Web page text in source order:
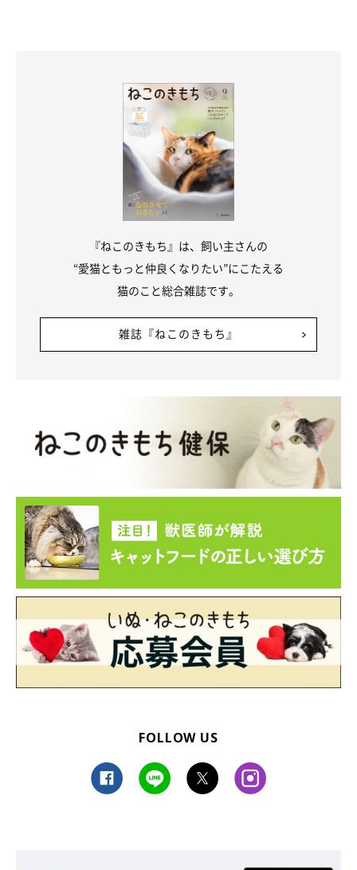
「仕事の作業ズボンが多いような気がします。フレーメン
反応。独特な口元をしています」
「主人のカバンをチェックしています。汗を拭いたタオル
が入っていた残り香があるからかもしれません」
「新しいものに反応します。念入りにニオイを嗅いで、な
【獣医師解説】飼い主さんの帰宅後、荷物の
ニオイを確認する猫の心理
『ねこのきもち』は、飼い主さんの
“愛猫ともっと仲良くなりたい”にこたえる
猫のこと総合雑誌です。
雑誌『ねこのきもち』
FOLLOW US